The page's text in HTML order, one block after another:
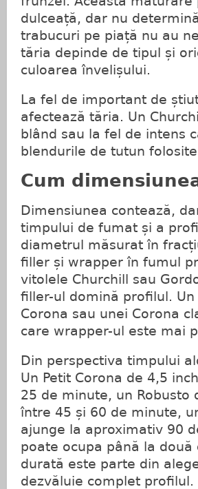
dulceață, dar nu
trabucuri pe piață nu au
tăria depinde de tipul și
culoarea învelișului.
La fel de important de
afectează tăria. Un
blând sau la fel de intens
blendurile de tutun
Cum
Dimensiunea contează,
timpului de fumat și a
diametrul măsurat în
filler și wrapper în fumul
vitolele Churchill sau
filler-ul domină profilul.
Corona sau unei Corona
care wrapper-ul este mai
Din perspectiva timpului
Un Petit Corona de 4,5
25 de minute, un Robusto
între 45 și 60 de minute,
ajunge la aproximativ 90
poate ocupa până la două
durată este parte din
dezvăluie complet profilul.